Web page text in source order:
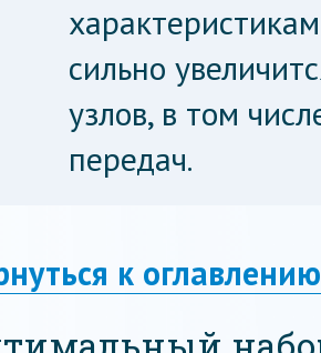
сильно
узлов, в том
передач.
к оглавлению